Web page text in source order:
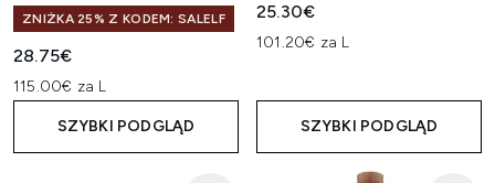
ZNIŻKA 25% Z KODEM: SALELF
28.75€
115.00€ za L
SZYBKI PODGLĄD
25.30€
101.20€ za L
SZYBKI PODGLĄD